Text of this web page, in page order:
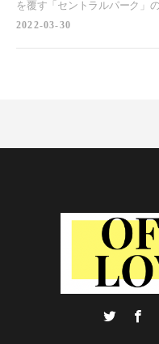
リア 受付/エントランススペース 廊下 オープンスペース [ad_block
id="1975"] 階段エリア カフェ/レストランスペース 会議室/ミーティング
を覆す「セントラルパーク」
INNOCAD architectureは、オ
トの戦略的なデザインは、自
には閉じこもりがちな傾向が
に各自のワークステーション
を行うことを促しています。
ティングルームや、来客用の
りも"会話"に重点を置いてい
集中部屋はグループでの会話
ワークスペースと、多くの共
2022-03-30